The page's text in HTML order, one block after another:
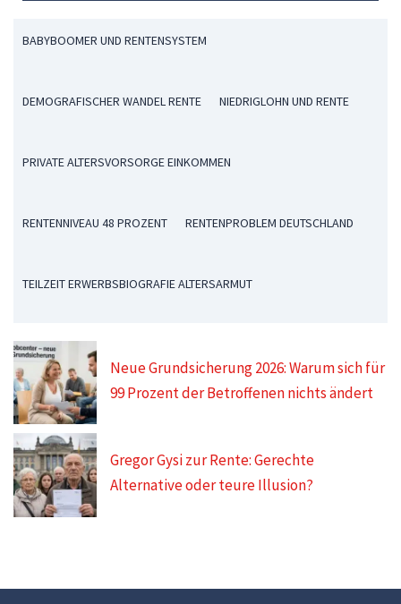
BABYBOOMER UND RENTENSYSTEM
DEMOGRAFISCHER WANDEL RENTE NIEDRIGLOHN UND RENTE
PRIVATE ALTERSVORSORGE EINKOMMEN
RENTENNIVEAU 48 PROZENT RENTENPROBLEM DEUTSCHLAND
TEILZEIT ERWERBSBIOGRAFIE ALTERSARMUT
Neue Grundsicherung 2026: Warum sich für
99 Prozent der Betroffenen nichts ändert
Gregor Gysi zur Rente: Gerechte
Alternative oder teure Illusion?